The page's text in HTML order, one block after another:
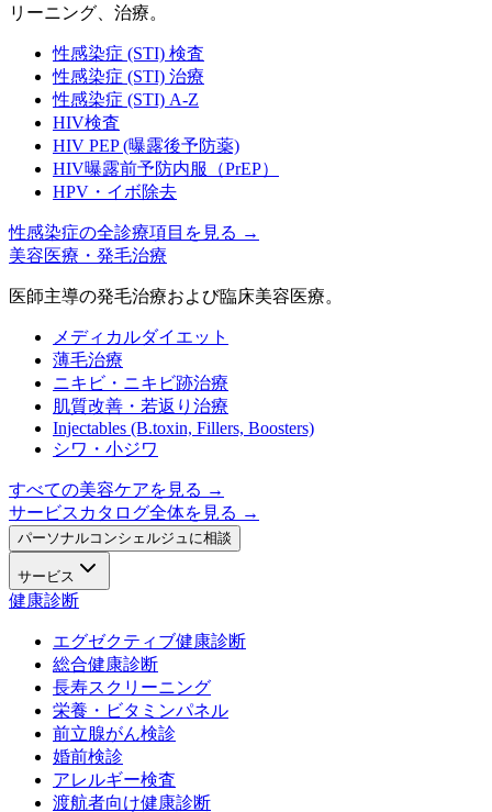
リーニング、治療。
性感染症 (STI) 検査
性感染症 (STI) 治療
性感染症 (STI) A-Z
HIV検査
HIV PEP (曝露後予防薬)
HIV曝露前予防内服（PrEP）
HPV・イボ除去
性感染症の全診療項目を見る →
美容医療・発毛治療
医師主導の発毛治療および臨床美容医療。
メディカルダイエット
薄毛治療
ニキビ・ニキビ跡治療
肌質改善・若返り治療
Injectables (B.toxin, Fillers, Boosters)
シワ・小ジワ
すべての美容ケアを見る →
サービスカタログ全体を見る →
パーソナルコンシェルジュに相談
サービス
健康診断
エグゼクティブ健康診断
総合健康診断
長寿スクリーニング
栄養・ビタミンパネル
前立腺がん検診
婚前検診
アレルギー検査
渡航者向け健康診断